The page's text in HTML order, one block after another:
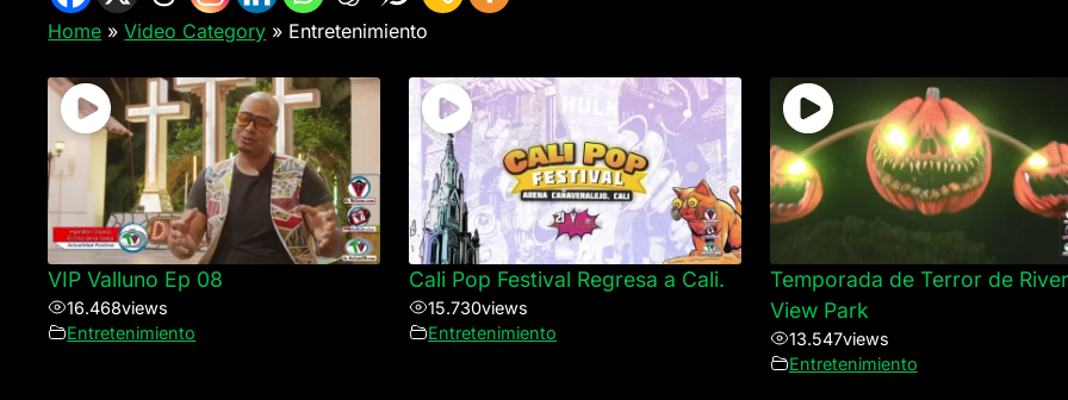
Home »Video Category » Entretenimiento
VIP Valluno Ep 08
16.468views
Entretenimiento
Cali Pop Festival Regresa a Cali.
15.730views
Entretenimiento
Temporada de Terror de River
View Park
13.547views
Entretenimiento